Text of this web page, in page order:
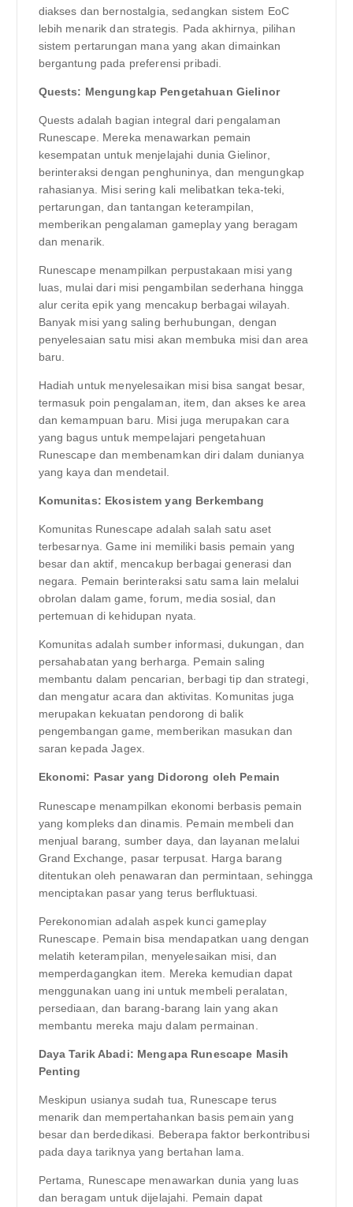
diakses dan bernostalgia, sedangkan sistem EoC
lebih menarik dan strategis. Pada akhirnya, pilihan
sistem pertarungan mana yang akan dimainkan
bergantung pada preferensi pribadi.
Quests: Mengungkap Pengetahuan Gielinor
Quests adalah bagian integral dari pengalaman
Runescape. Mereka menawarkan pemain
kesempatan untuk menjelajahi dunia Gielinor,
berinteraksi dengan penghuninya, dan mengungkap
rahasianya. Misi sering kali melibatkan teka-teki,
pertarungan, dan tantangan keterampilan,
memberikan pengalaman gameplay yang beragam
dan menarik.
Runescape menampilkan perpustakaan misi yang
luas, mulai dari misi pengambilan sederhana hingga
alur cerita epik yang mencakup berbagai wilayah.
Banyak misi yang saling berhubungan, dengan
penyelesaian satu misi akan membuka misi dan area
baru.
Hadiah untuk menyelesaikan misi bisa sangat besar,
termasuk poin pengalaman, item, dan akses ke area
dan kemampuan baru. Misi juga merupakan cara
yang bagus untuk mempelajari pengetahuan
Runescape dan membenamkan diri dalam dunianya
yang kaya dan mendetail.
Komunitas: Ekosistem yang Berkembang
Komunitas Runescape adalah salah satu aset
terbesarnya. Game ini memiliki basis pemain yang
besar dan aktif, mencakup berbagai generasi dan
negara. Pemain berinteraksi satu sama lain melalui
obrolan dalam game, forum, media sosial, dan
pertemuan di kehidupan nyata.
Komunitas adalah sumber informasi, dukungan, dan
persahabatan yang berharga. Pemain saling
membantu dalam pencarian, berbagi tip dan strategi,
dan mengatur acara dan aktivitas. Komunitas juga
merupakan kekuatan pendorong di balik
pengembangan game, memberikan masukan dan
saran kepada Jagex.
Ekonomi: Pasar yang Didorong oleh Pemain
Runescape menampilkan ekonomi berbasis pemain
yang kompleks dan dinamis. Pemain membeli dan
menjual barang, sumber daya, dan layanan melalui
Grand Exchange, pasar terpusat. Harga barang
ditentukan oleh penawaran dan permintaan, sehingga
menciptakan pasar yang terus berfluktuasi.
Perekonomian adalah aspek kunci gameplay
Runescape. Pemain bisa mendapatkan uang dengan
melatih keterampilan, menyelesaikan misi, dan
memperdagangkan item. Mereka kemudian dapat
menggunakan uang ini untuk membeli peralatan,
persediaan, dan barang-barang lain yang akan
membantu mereka maju dalam permainan.
Daya Tarik Abadi: Mengapa Runescape Masih
Penting
Meskipun usianya sudah tua, Runescape terus
menarik dan mempertahankan basis pemain yang
besar dan berdedikasi. Beberapa faktor berkontribusi
pada daya tariknya yang bertahan lama.
Pertama, Runescape menawarkan dunia yang luas
dan beragam untuk dijelajahi. Pemain dapat